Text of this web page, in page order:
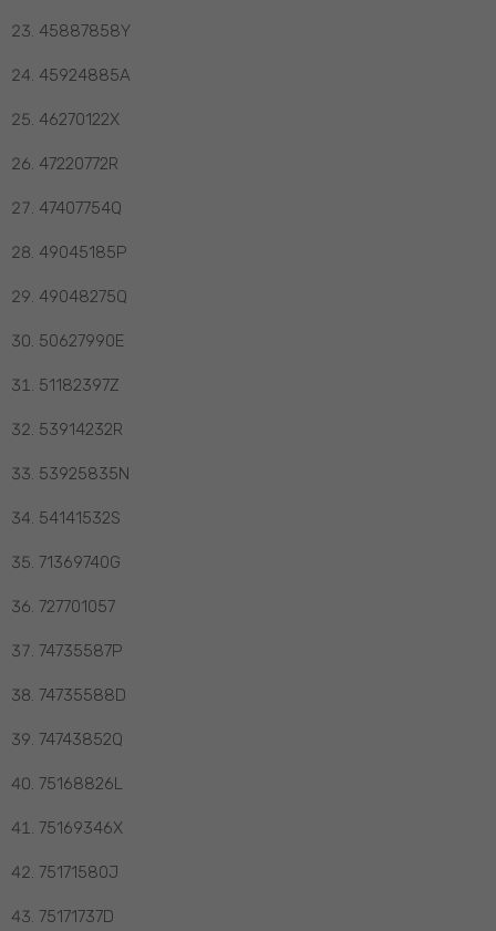
45887858Y
45924885A
46270122X
47220772R
47407754Q
49045185P
49048275Q
50627990E
51182397Z
53914232R
53925835N
54141532S
71369740G
727701057
74735587P
74735588D
74743852Q
75168826L
75169346X
75171580J
75171737D